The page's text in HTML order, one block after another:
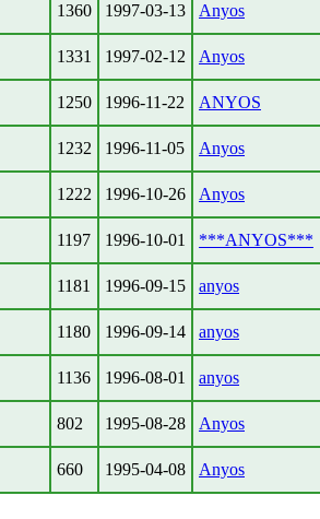
1360 1997-03-13 Anyos
1331 1997-02-12 Anyos
1250 1996-11-22 ANYOS
1232 1996-11-05 Anyos
1222 1996-10-26 Anyos
1197 1996-10-01 ***ANYOS***
1181 1996-09-15 anyos
1180 1996-09-14 anyos
1136 1996-08-01 anyos
802 1995-08-28 Anyos
660 1995-04-08 Anyos